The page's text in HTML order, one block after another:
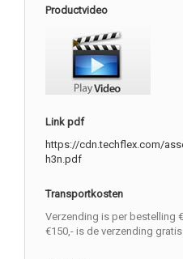
Productvideo
Link pdf
https://cdn.techflex.com/
h3n.pdf
Transportkosten
Verzending is per bestelling
€150,- is de verzending